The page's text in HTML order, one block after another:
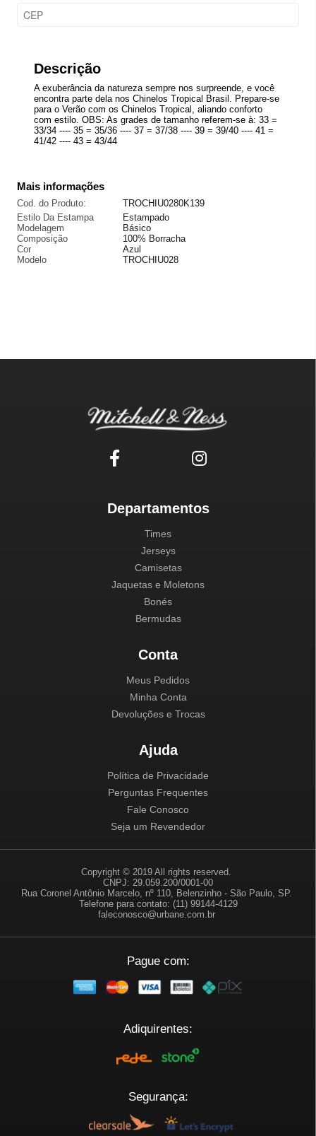
Descrição
A exuberância da natureza sempre nos surpreende, e você
encontra parte dela nos Chinelos Tropical Brasil. Prepare-se
para o Verão com os Chinelos Tropical, aliando conforto
com estilo. OBS: As grades de tamanho referem-se à: 33 =
33/34 ---- 35 = 35/36 ---- 37 = 37/38 ---- 39 = 39/40 ---- 41 =
41/42 ---- 43 = 43/44
Mais informações
Cod. do Produto:
TROCHIU0280K139
Estilo Da Estampa
Estampado
Modelagem
Básico
Composição
100% Borracha
Cor
Azul
Modelo
TROCHIU028
Departamentos
Times
Jerseys
Camisetas
Jaquetas e Moletons
Bonés
Bermudas
Conta
Meus Pedidos
Minha Conta
Devoluções e Trocas
Ajuda
Política de Privacidade
Perguntas Frequentes
Fale Conosco
Seja um Revendedor
Copyright © 2019 All rights reserved.
CNPJ: 29.059.200/0001-00
Rua Coronel Antônio Marcelo, nº 110, Belenzinho - São Paulo, SP.
Telefone para contato: (11) 99144-4129
faleconosco@urbane.com.br
Pague com:
Adiquirentes:
Segurança: